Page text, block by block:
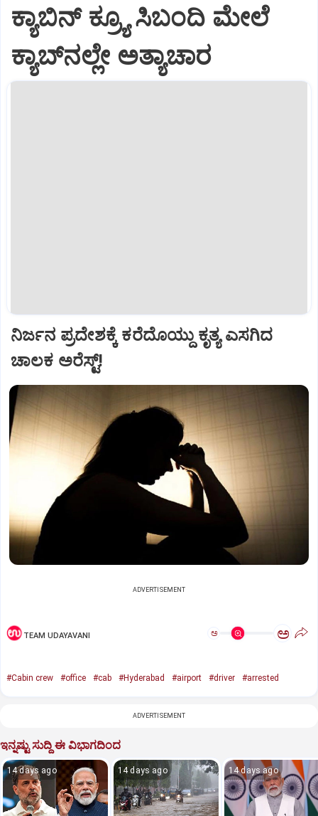
ಕ್ಯಾಬಿನ್ ಕ್ರ್ಯೂ ಸಿಬಂದಿ ಮೇಲೆ
ಕ್ಯಾಬ್‌ನಲ್ಲೇ ಅತ್ಯಾಚಾರ
ನಿರ್ಜನ ಪ್ರದೇಶಕ್ಕೆ ಕರೆದೊಯ್ದು ಕೃತ್ಯ ಎಸಗಿದ
ಚಾಲಕ ಅರೆಸ್ಟ್!
ADVERTISEMENT
TEAM UDAYAVANI ಅ ಅ
#Cabin crew #office #cab #Hyderabad #airport #driver #arrested
ADVERTISEMENT
ಇನ್ನಷ್ಟು ಸುದ್ದಿ ಈ ವಿಭಾಗದಿಂದ
14 days ago 14 days ago 14 days ago